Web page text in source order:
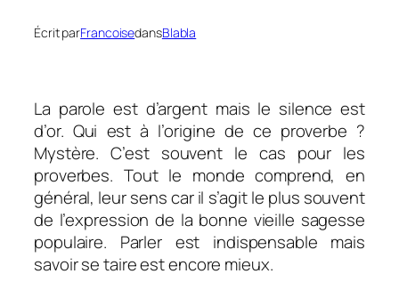
Écrit parFrancoisedansBlabla
La parole est d’argent mais le silence est
d’or. Qui est à l’origine de ce proverbe ?
Mystère. C’est souvent le cas pour les
proverbes. Tout le monde comprend, en
général, leur sens car il s’agit le plus souvent
de l’expression de la bonne vieille sagesse
populaire. Parler est indispensable mais
savoir se taire est encore mieux.